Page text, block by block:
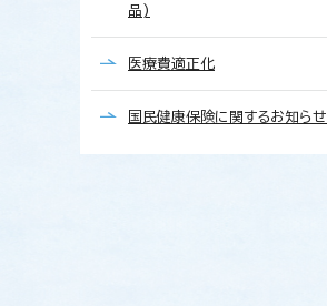
品)
医療費適正化
国民健康保険に関するお知らせ